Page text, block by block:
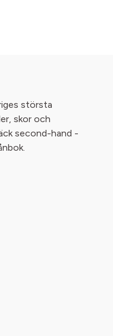
största
skor och
second-hand -